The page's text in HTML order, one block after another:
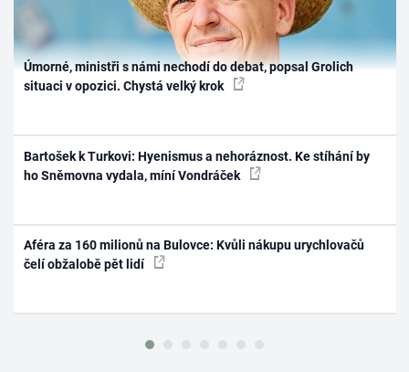
Úmorné, ministři s námi nechodí do debat, popsal Grolich
situaci v opozici. Chystá velký krok
Bartošek k Turkovi: Hyenismus a nehoráznost. Ke stíhání by
ho Sněmovna vydala, míní Vondráček
Aféra za 160 milionů na Bulovce: Kvůli nákupu urychlovačů
čelí obžalobě pět lidí